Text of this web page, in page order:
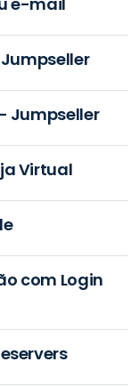
Jumpseller
Virtual
com Login